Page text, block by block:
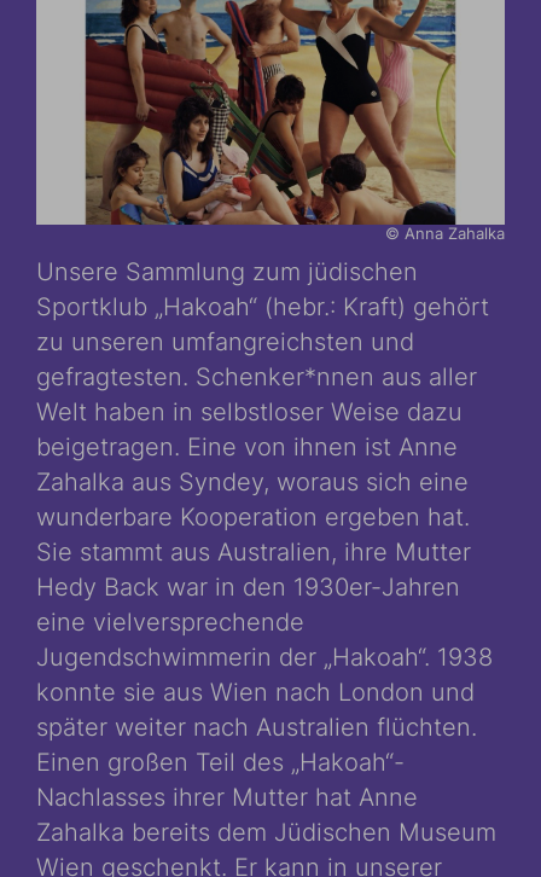
© Anna Zahalka
Unsere Sammlung zum jüdischen
Sportklub „Hakoah“ (hebr.: Kraft) gehört
zu unseren umfangreichsten und
gefragtesten. Schenker*nnen aus aller
Welt haben in selbstloser Weise dazu
beigetragen. Eine von ihnen ist Anne
Zahalka aus Syndey, woraus sich eine
wunderbare Kooperation ergeben hat.
Sie stammt aus Australien, ihre Mutter
Hedy Back war in den 1930er-Jahren
eine vielversprechende
Jugendschwimmerin der „Hakoah“. 1938
konnte sie aus Wien nach London und
später weiter nach Australien flüchten.
Einen großen Teil des „Hakoah“-
Nachlasses ihrer Mutter hat Anne
Zahalka bereits dem Jüdischen Museum
Wien geschenkt. Er kann in unserer